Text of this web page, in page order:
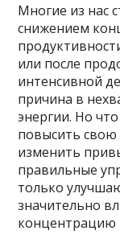
Многие из нас
снижением
или после
интенсивной
причина в
энергии. Но
повысить свою
изменить
правильные
только
значительно
концентрацию